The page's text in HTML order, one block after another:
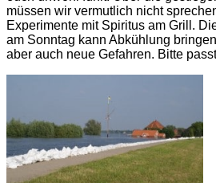
müssen wir vermutlich nicht
Experimente mit Spiritus am Grill.
am Sonntag kann Abkühlung
aber auch neue Gefahren. Bitte